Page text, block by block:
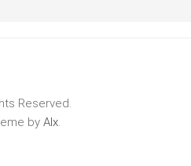
Reserved.
by Alx.